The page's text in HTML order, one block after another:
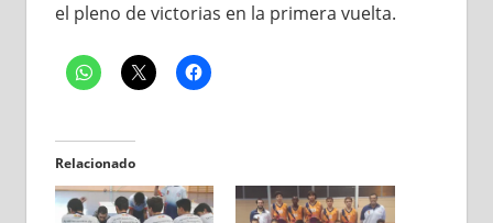
el pleno de victorias en la primera vuelta.
Relacionado